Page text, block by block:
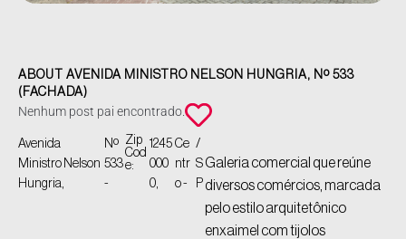
ABOUT AVENIDA MINISTRO NELSON HUNGRIA, Nº 533
(FACHADA)
Nenhum post pai encontrado.
Avenida
Ministro Nelson
Hungria,
Nº
533
-
Zip
Cod
e:
1245
000
0,
Ce
ntr
o -
/
S
P
Galeria comercial que reúne
diversos comércios, marcada
pelo estilo arquitetônico
enxaimel com tijolos